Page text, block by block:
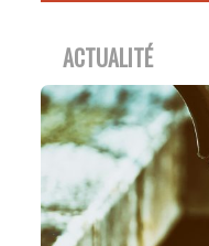
ACTUALITÉ